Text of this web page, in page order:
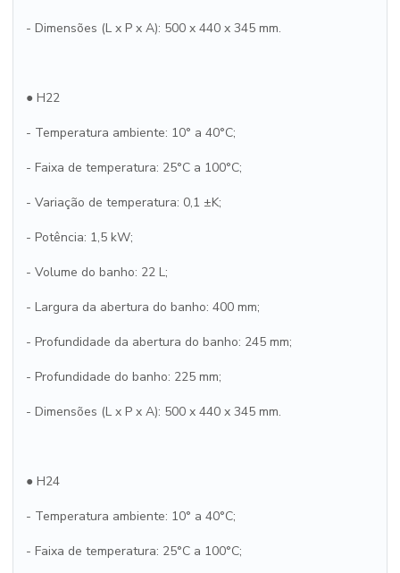
- Dimensões (L x P x A): 500 x 440 x 345 mm.
● H22
- Temperatura ambiente: 10° a 40°C;
- Faixa de temperatura: 25°C a 100°C;
- Variação de temperatura: 0,1 ±K;
- Potência: 1,5 kW;
- Volume do banho: 22 L;
- Largura da abertura do banho: 400 mm;
- Profundidade da abertura do banho: 245 mm;
- Profundidade do banho: 225 mm;
- Dimensões (L x P x A): 500 x 440 x 345 mm.
● H24
- Temperatura ambiente: 10° a 40°C;
- Faixa de temperatura: 25°C a 100°C;